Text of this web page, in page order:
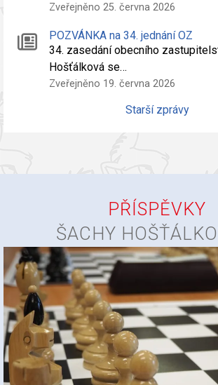
Zveřejněno 25. června 2026
POZVÁNKA na 34. jednání OZ
34. zasedání obecního
Hošťálková se…
Zveřejněno 19. června 2026
Starší zprávy
PŘÍSPĚVKY
ŠACHY